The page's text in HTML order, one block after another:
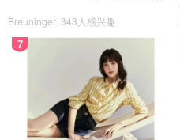
Breuninger 343人感兴趣
7